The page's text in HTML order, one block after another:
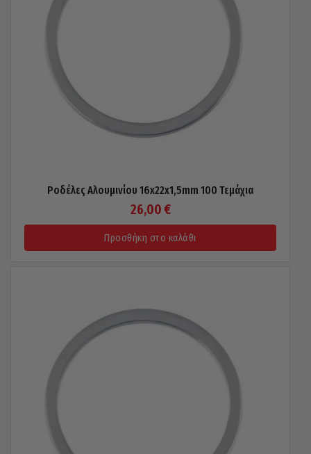
Ροδέλες Αλουμινίου 16x22x1,5mm 100 Τεμάχια
26,00 €
Προσθήκη στο καλάθι